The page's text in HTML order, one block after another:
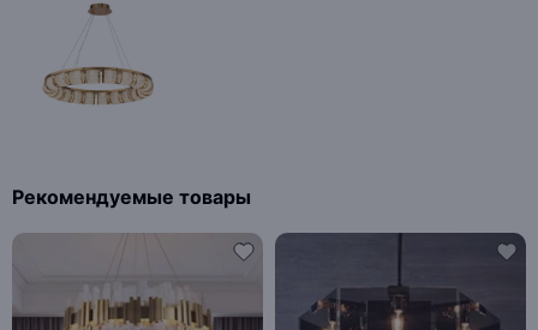
Рекомендуемые товары